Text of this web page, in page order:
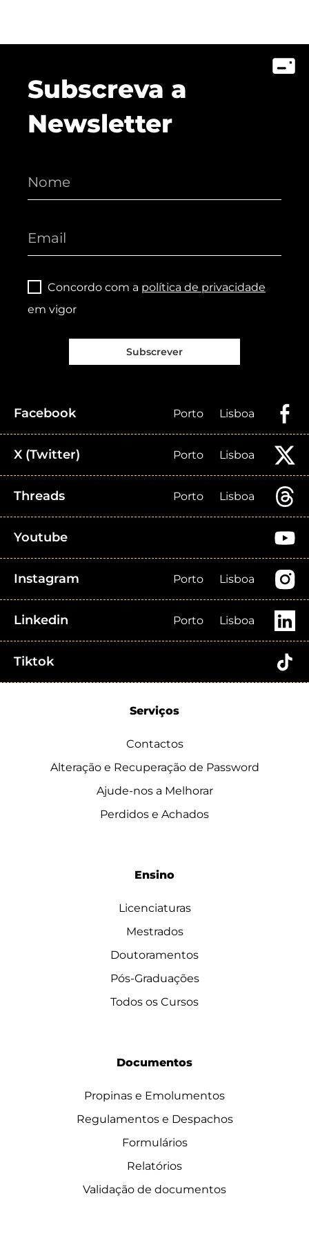
Subscreva a
Newsletter
Concordo com a política de privacidade
em vigor
Subscrever
Facebook Porto Lisboa
X (Twitter) Porto Lisboa
Threads Porto Lisboa
Youtube
Instagram Porto Lisboa
Linkedin Porto Lisboa
Tiktok
Serviços
Contactos
Alteração e Recuperação de Password
Ajude-nos a Melhorar
Perdidos e Achados
Ensino
Licenciaturas
Mestrados
Doutoramentos
Pós-Graduações
Todos os Cursos
Documentos
Propinas e Emolumentos
Regulamentos e Despachos
Formulários
Relatórios
Validação de documentos